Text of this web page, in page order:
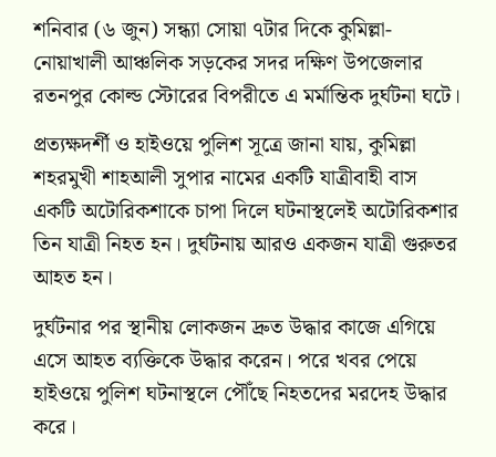
শনিবার (৬ জুন) সন্ধ্যা সোয়া ৭টার দিকে কুমিল্লা-
নোয়াখালী আঞ্চলিক সড়কের সদর দক্ষিণ উপজেলার
রতনপুর কোল্ড স্টোরের বিপরীতে এ মর্মান্তিক দুর্ঘটনা ঘটে।
প্রত্যক্ষদর্শী ও হাইওয়ে পুলিশ সূত্রে জানা যায়, কুমিল্লা
শহরমুখী শাহআলী সুপার নামের একটি যাত্রীবাহী বাস
একটি অটোরিকশাকে চাপা দিলে ঘটনাস্থলেই অটোরিকশার
তিন যাত্রী নিহত হন। দুর্ঘটনায় আরও একজন যাত্রী গুরুতর
আহত হন।
দুর্ঘটনার পর স্থানীয় লোকজন দ্রুত উদ্ধার কাজে এগিয়ে
এসে আহত ব্যক্তিকে উদ্ধার করেন। পরে খবর পেয়ে
হাইওয়ে পুলিশ ঘটনাস্থলে পৌঁছে নিহতদের মরদেহ উদ্ধার
করে।